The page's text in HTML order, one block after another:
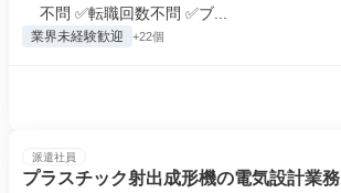
不問 ✅転職回数不問 ✅ブ...
業界未経験歓迎 +22個
派遣社員
プラスチック射出成形機の電気設計業務